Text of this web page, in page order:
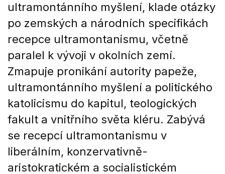
ultramontánního myšlení, klade otázky
po zemských a národních specifikách
recepce ultramontanismu, včetně
paralel k vývoji v okolních zemí.
Zmapuje pronikání autority papeže,
ultramontánního myšlení a politického
katolicismu do kapitul, teologických
fakult a vnitřního světa kléru. Zabývá
se recepcí ultramontanismu v
liberálním, konzervativně-
aristokratickém a socialistickém